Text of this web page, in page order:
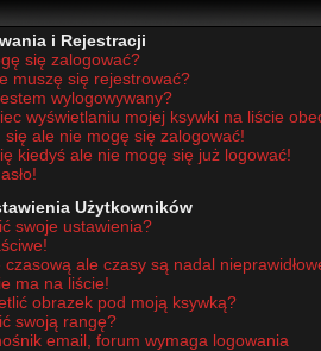
i Rejestracji
się zalogować?
muszę się rejestrować?
wylogowywany?
wyświetlaniu mojej ksywki na liście
się ale nie mogę się zalogować!
kiedyś ale nie mogę się już logować!
Użytkowników
swoje ustawienia?
czasową ale czasy są nadal
ma na liście!
obrazek pod moją ksywką?
swoją rangę?
email, forum wymaga logowania